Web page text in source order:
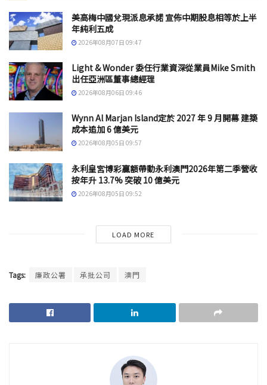
美高梅中國兌現派息承諾 宣佈中期股息相等於上半
年純利五成
2026年08月07日 09:47
Light & Wonder 委任行業資深從業員Mike Smith
出任亞洲區董事總經理
2026年08月06日 09:46
Wynn Al Marjan Island定於 2027 年 9 月開幕 建築
成本追加 6 億美元
2026年08月05日 09:57
永利皇宮博彩贏額帶動永利澳門2026年第二季營收
按年升 13.7% 突破 10 億美元
2026年08月05日 09:52
LOAD MORE
Tags: 廉政公署 承批公司 澳門